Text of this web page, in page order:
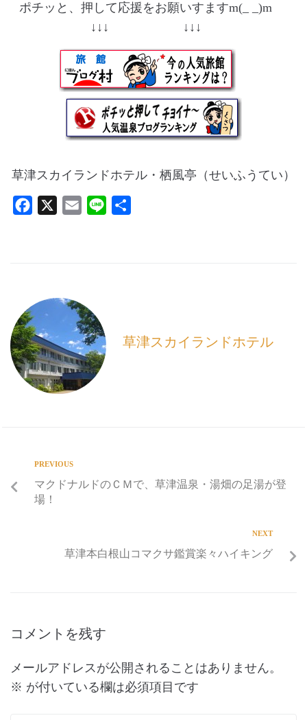
ポチッと、押して応援をお願いすますm(_ _)m
↓↓↓ ↓↓↓
草津スカイランドホテル・栖風亭（せいふうてい）
o
o
k
草津スカイランドホテル
PREVIOUS
マクドナルドのＣＭで、草津温泉・湯畑の足湯が登
場！
NEXT
草津本白根山コマクサ鑑賞楽々ハイキング
コメントを残す
メールアドレスが公開されることはありません。
※ が付いている欄は必須項目です